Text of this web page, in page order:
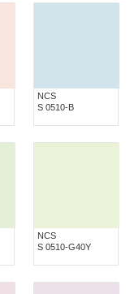
NCS
S 0510-B
NCS
S 0510-G40Y